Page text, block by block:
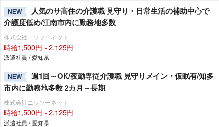
NEW
人気のサ高住の介護職 見守り・日常生活の補助中心で
介護度低め/江南市内に勤務地多数
株式会社ニッソーネット
時給1,500円～2,125円
派遣社員 / 愛知県
NEW
週1回～OK/夜勤専従介護職 見守りメイン・仮眠有/知多
市内に勤務地多数 2カ月～長期
株式会社ニッソーネット
時給1,500円～2,125円
派遣社員 / 愛知県